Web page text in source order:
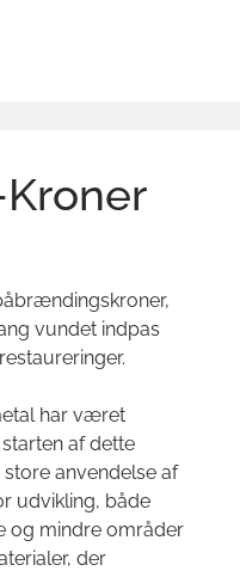
Kroner
vundet indpas
har været
af dette
anvendelse af
udvikling, både
og mindre områder
der